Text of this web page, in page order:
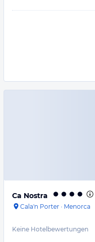
Ca Nostra
Cala'n Porter · Menorca
Keine Hotelbewertungen